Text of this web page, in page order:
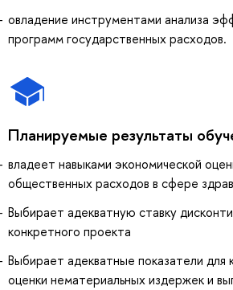
овладение инструментами анализа
программ государственных расходов.
Планируемые результаты
владеет навыками экономической
общественных расходов в сфере
Выбирает адекватную ставку
конкретного проекта
Выбирает адекватные показатели для
оценки нематериальных издержек и